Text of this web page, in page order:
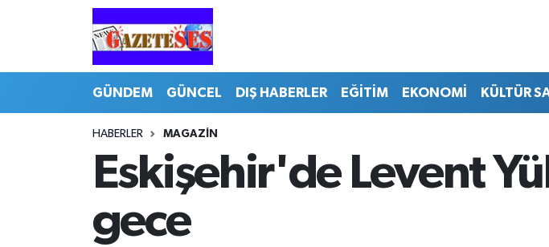
GÜNDEM GÜNCEL DIŞ HABERLER EĞİTİM EKONOMİ KÜLTÜR
HABERLER MAGAZİN
Eskişehir'de Levent
gece